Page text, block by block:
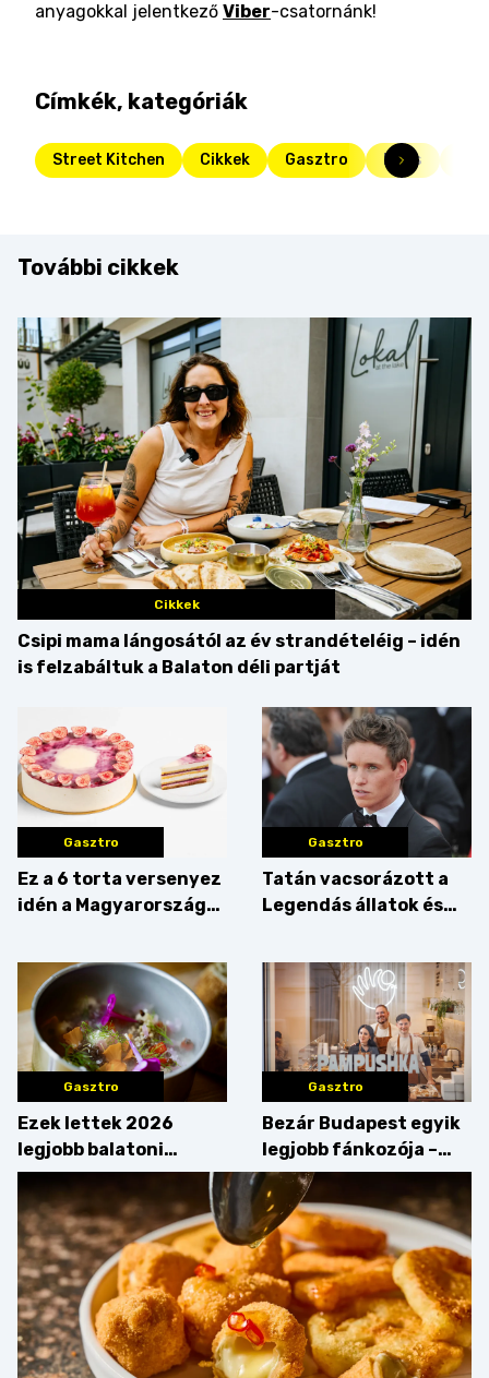
anyagokkal jelentkező Viber-csatornánk!
Címkék, kategóriák
Street Kitchen Cikkek Gasztro Friss
További cikkek
Cikkek
Csipi mama lángosától az év strandételéig – idén
is felzabáltuk a Balaton déli partját
Gasztro
Ez a 6 torta versenyez
idén a Magyarország
Gasztro
Tatán vacsorázott a
Legendás állatok és
Gasztro
Ezek lettek 2026
legjobb balatoni
strandételei –
végigkóstoltuk a
győzteseket
Gasztro
Bezár Budapest egyik
legjobb fánkozója –
búcsúzik a Pampushka